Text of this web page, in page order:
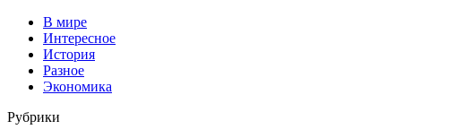
В мире
Интересное
История
Разное
Экономика
Рубрики